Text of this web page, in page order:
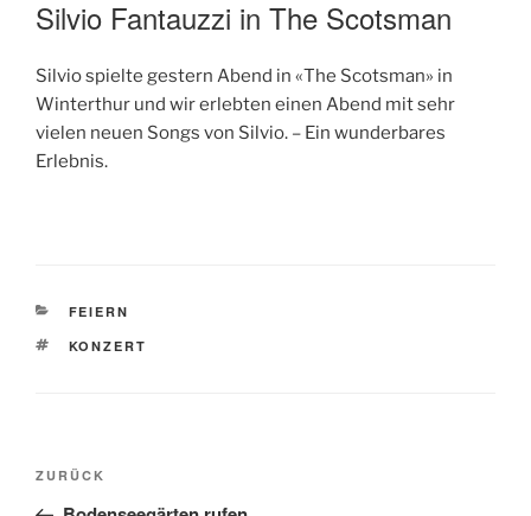
Silvio Fantauzzi in The Scotsman
Silvio spielte gestern Abend in «The Scotsman» in
Winterthur und wir erlebten einen Abend mit sehr
vielen neuen Songs von Silvio. – Ein wunderbares
Erlebnis.
KATEGORIEN
FEIERN
SCHLAGWÖRTER
KONZERT
Beitragsnavigation
Vorheriger
Beitrag
ZURÜCK